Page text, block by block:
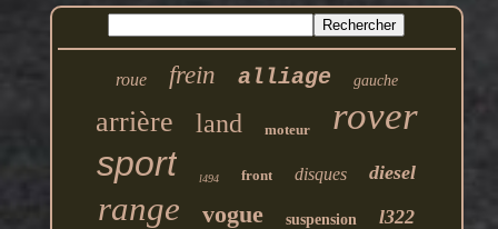
roue frein alliage gauche
arrière land moteur rover
sport l494 front disques diesel
range vogue suspension l322